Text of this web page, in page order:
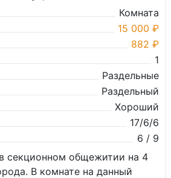
Комната
15 000 ₽
882 ₽
1
Раздельные
Раздельный
Хороший
17/6/6
6 / 9
секционном общежитии на 4
В комнате на данный